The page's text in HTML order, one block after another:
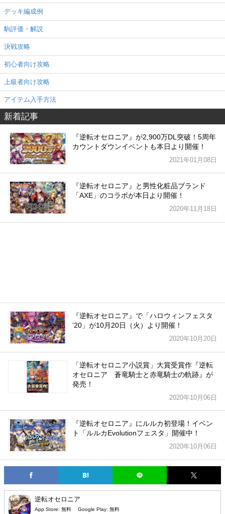
デッキ編成例
駒評価・解説
決戦攻略
初心者向け攻略
上級者向け攻略
アイテム入手方法
新着記事
『逆転オセロニア』が2,900万DL突破！5周年
カウントダウンイベントも本日より開催！
2021年01月08日
『逆転オセロニア』と男性化粧品ブランド
「AXE」のコラボが本日より開催！
2020年11月18日
『逆転オセロニア』で「ハロウィンフェスタ
ʼ20」が10月20日（火）より開催！
2020年10月20日
「逆転オセロニア小説賞」大賞受賞作『逆転
オセロニア 蒼竜騎士と赤竜騎士の軌跡』が
発売！
2020年10月06日
『逆転オセロニア』にルルカ初登場！イベン
ト「ルルカEvolutionフェスタ」開催中！
2020年10月06日
逆転オセロニア
App Store: 無料 Google Play: 無料